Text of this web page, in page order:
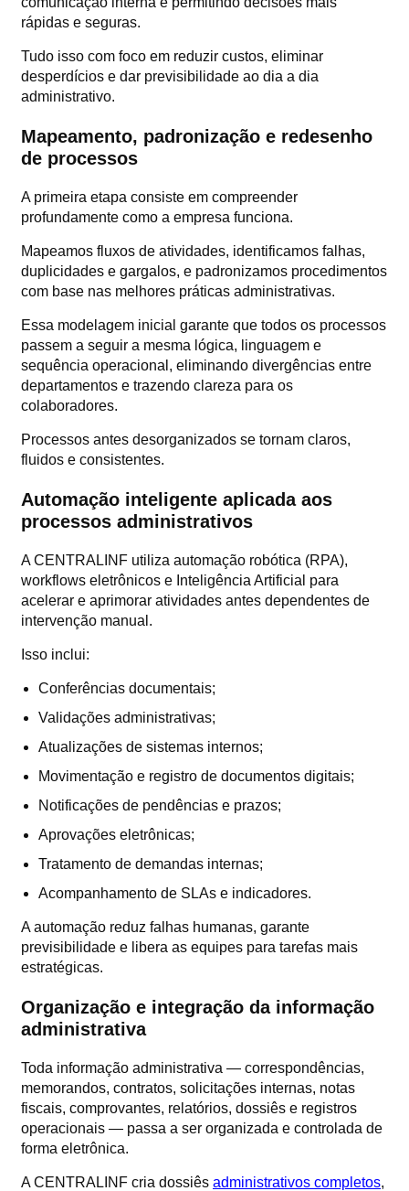
rápidas e seguras.
Tudo isso com foco em reduzir custos, eliminar
desperdícios e dar previsibilidade ao dia a dia
administrativo.
Mapeamento, padronização e redesenho
de processos
A primeira etapa consiste em compreender
profundamente como a empresa funciona.
Mapeamos fluxos de atividades, identificamos falhas,
duplicidades e gargalos, e padronizamos procedimentos
com base nas melhores práticas administrativas.
Essa modelagem inicial garante que todos os processos
passem a seguir a mesma lógica, linguagem e
sequência operacional, eliminando divergências entre
departamentos e trazendo clareza para os
colaboradores.
Processos antes desorganizados se tornam claros,
fluidos e consistentes.
Automação inteligente aplicada aos
processos administrativos
A CENTRALINF utiliza automação robótica (RPA),
workflows eletrônicos e Inteligência Artificial para
acelerar e aprimorar atividades antes dependentes de
intervenção manual.
Isso inclui:
Conferências documentais;
Validações administrativas;
Atualizações de sistemas internos;
Movimentação e registro de documentos digitais;
Notificações de pendências e prazos;
Aprovações eletrônicas;
Tratamento de demandas internas;
Acompanhamento de SLAs e indicadores.
A automação reduz falhas humanas, garante
previsibilidade e libera as equipes para tarefas mais
estratégicas.
Organização e integração da informação
administrativa
Toda informação administrativa — correspondências,
memorandos, contratos, solicitações internas, notas
fiscais, comprovantes, relatórios, dossiês e registros
operacionais — passa a ser organizada e controlada de
forma eletrônica.
A CENTRALINF cria dossiês administrativos completos,